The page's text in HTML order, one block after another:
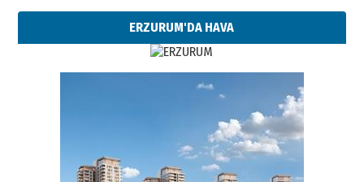
ERZURUM'DA HAVA